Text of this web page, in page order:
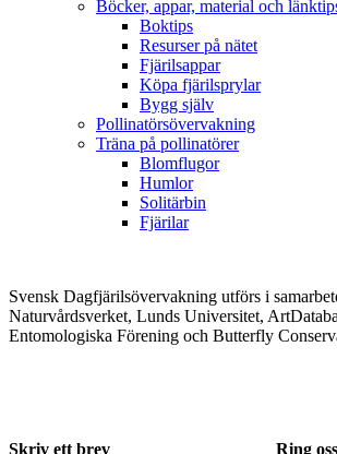
Böcker, appar, material och
Boktips
Resurser på nätet
Fjärilsappar
Köpa fjärilsprylar
Bygg själv
Pollinatörsövervakning
Träna på pollinatörer
Blomflugor
Humlor
Solitärbin
Fjärilar
Svensk Dagfjärilsövervakning utförs i
Naturvårdsverket, Lunds Universitet,
Entomologiska Förening och Butterfly
Skriv ett brev Ring oss